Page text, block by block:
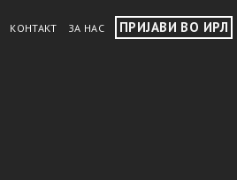
КОНТАКТ ЗА НАС ПРИЈАВИ ВО ИРЛ